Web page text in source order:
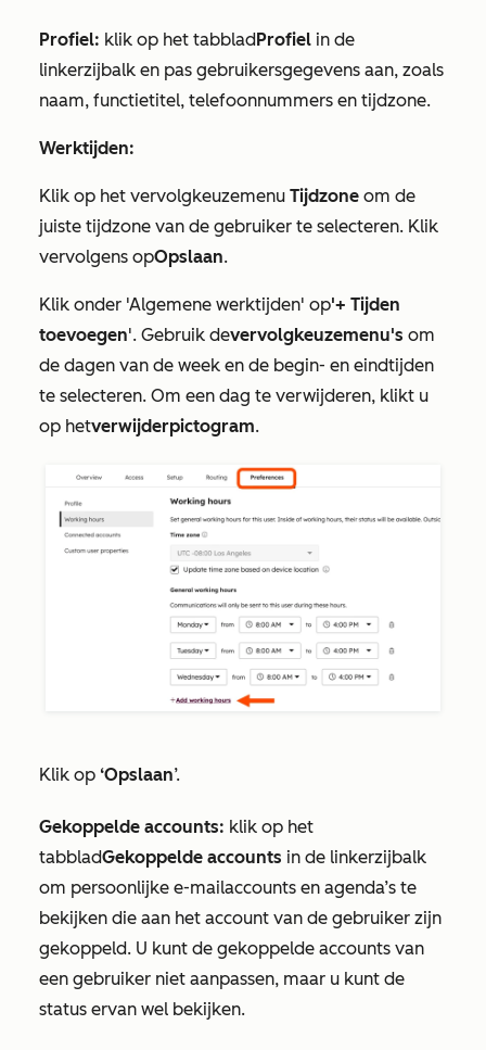
Profiel: klik op het tabbladProfiel in de
linkerzijbalk en pas gebruikersgegevens aan, zoals
naam, functietitel, telefoonnummers en tijdzone.
Werktijden:
Klik op het vervolgkeuzemenu Tijdzone om de
juiste tijdzone van de gebruiker te selecteren. Klik
vervolgens opOpslaan.
Klik onder 'Algemene werktijden' op'+ Tijden
toevoegen'. Gebruik devervolgkeuzemenu's om
de dagen van de week en de begin- en eindtijden
te selecteren. Om een dag te verwijderen, klikt u
op hetverwijderpictogram.
Klik op ‘Opslaan’.
Gekoppelde accounts: klik op het
tabbladGekoppelde accounts in de linkerzijbalk
om persoonlijke e-mailaccounts en agenda’s te
bekijken die aan het account van de gebruiker zijn
gekoppeld. U kunt de gekoppelde accounts van
een gebruiker niet aanpassen, maar u kunt de
status ervan wel bekijken.